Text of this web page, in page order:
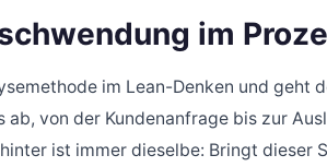
im
im Lean-Denken und geht
von der Kundenanfrage bis zur
ist immer dieselbe: Bringt dieser